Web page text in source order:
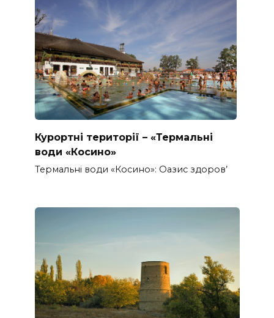
Курортні території – «Термальні
води «Косино»
Термальні води «Косино»: Оазис здоров’